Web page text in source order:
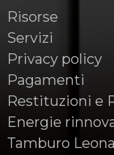
Risorse
Servizi
Privacy policy
Pagamenti
Restituzioni e
Energie
Tamburo